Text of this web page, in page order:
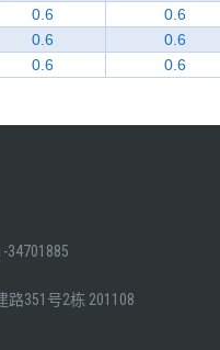
0.6 0.6
0.6 0.6
0.6 0.6
34701885
351号2栋 201108